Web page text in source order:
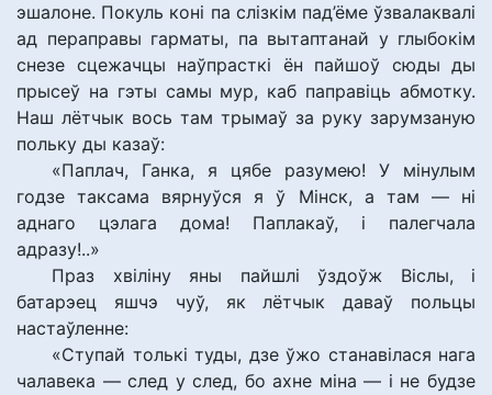
эшалоне. Покуль коні па слізкім пад’ёме ўзвалаквалі
ад пераправы гарматы, па вытаптанай у глыбокім
снезе сцежачцы наўпрасткі ён пайшоў сюды ды
прысеў на гэты самы мур, каб паправіць абмотку.
Наш лётчык вось там трымаў за руку зарумзаную
польку ды казаў:
«Паплач, Ганка, я цябе разумею! У мінулым
годзе таксама вярнуўся я ў Мінск, а там — ні
аднаго цэлага дома! Паплакаў, і палегчала
адразу!..»
Праз хвіліну яны пайшлі ўздоўж Віслы, і
батарэец яшчэ чуў, як лётчык даваў польцы
настаўленне:
«Ступай толькі туды, дзе ўжо станавілася нага
чалавека — след у след, бо ахне міна — і не будзе